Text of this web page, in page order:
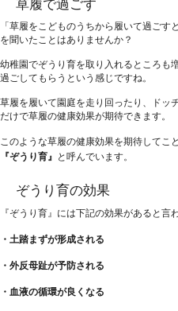
草履で過ごす
「草履をこどものうちから履いて過ご
を聞いたことはありませんか？
幼稚園でぞうり育を取り入れるところも
過ごしてもらうという感じですね。
草履を履いて園庭を走り回ったり、ドッ
だけで草履の健康効果が期待できます。
このような草履の健康効果を期待してこ
『ぞうり育』 と呼んでいます。
ぞうり育の効果
『ぞうり育』には下記の効果があると言
・土踏まずが形成される
・外反母趾が予防される
・血液の循環が良くなる